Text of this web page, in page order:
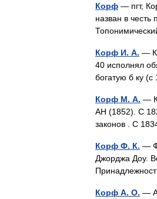
Корф — пгт,
назван в
Корф И. А. —
40 исполнял
богатую б ку
Корф М. А. —
АН (1852). С
законов . С
Корф Ф. К. —
Джорджа Доу.
Корф А. О. —